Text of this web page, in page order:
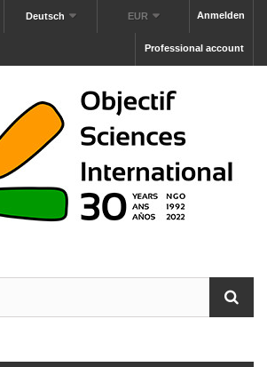
Anmelden
EUR
Deutsch
Professional account